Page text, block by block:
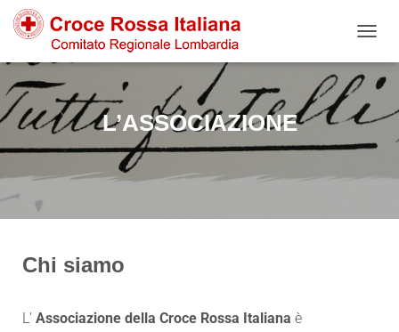
L’ASSOCIAZIONE
Chi siamo
L’ Associazione della Croce Rossa Italiana è